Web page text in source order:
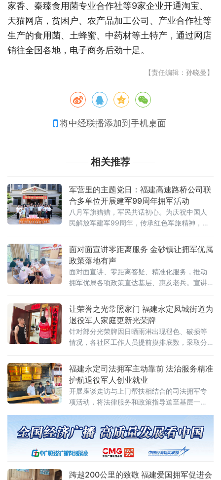
家香、秦臻食用菌专业合作社等9家企业开通淘宝、
天猫网店，贫困户、农产品加工公司、产业合作社等
生产的食用菌、土蜂蜜、中药材等土特产，通过网店
销往全国各地，电子商务后劲十足。
【责任编辑：孙晓曼】
将中经联播添加到手机桌面
相关推荐
军营里的主题党日：福建高速路桥公司联
合多单位开展建军99周年拥军活动
八月军旗猎猎，军民共话初心。为庆祝中国人
民解放军建军99周年，传承红色军旅精神，弘
联合厦门市观音山商务营运中心直属党委、思
明区工业园区管理委员会等单位，于8月6日走
进武警某部，共同开展“情系军营砺初心 致敬军
魂强担当”主题党日活动。在武警官兵引导下，
参加活动的党员代表参观了营区官兵宿舍。干
面对面宣讲零距离服务 金砂镇让拥军优属
政策落地有声
面对面宣讲、零距离答疑、精准化服务，推动
拥军优属各项政策直达基层、惠及老兵。宣讲
以乡土语言围绕学历提升、优待证申领使用、
抚恤补助发放、就业创业扶持、技能培训、医
疗保障、社保接续、困难帮扶、权益维护等重
点政策，逐条进行详细讲解。针对部分老兵
让荣誉之光常照家门 福建永定凤城街道为
退役军人家庭更新光荣牌
针对部分光荣牌因日晒雨淋出现褪色、破损等
情况，各社区工作人员提前摸排底数，采取分
工具，主动走进退役军人家中。每到一户，工
作人员细心拆除旧牌、清理墙面，将新牌匾庄
重悬挂于门楣醒目位置。“牌子旧了，但荣誉永
远新鲜
福建永定司法拥军主动靠前 法治服务精准
护航退役军人创业就业
开展座谈走访与上门帮扶相结合的司法拥军专
项活动，将法律服务和政策指导送至基层一
三名退役军人代表结合自身经历踊跃发言，分
享了从军营转向地方生活的适应过程，以及参
与基层治理、助力家乡建设的实践体会。区退
役军人事务局工作人员认真记录他们在退役安
跨越200公里的致敬 福建爱国拥军促进会